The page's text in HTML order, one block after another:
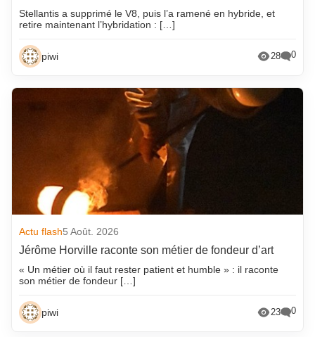
Stellantis a supprimé le V8, puis l’a ramené en hybride, et
retire maintenant l’hybridation : […]
piwi 28 0
Actu flash5 Août. 2026
Jérôme Horville raconte son métier de fondeur d’art
« Un métier où il faut rester patient et humble » : il raconte
son métier de fondeur […]
piwi 23 0